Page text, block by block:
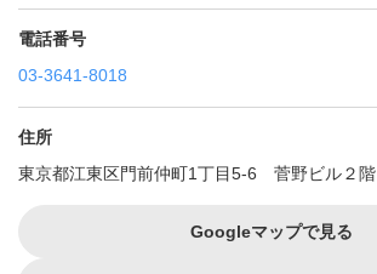
電話番号
03-3641-8018
住所
東京都江東区門前仲町1丁目5-6 菅野ビル２階
Googleマップで見る